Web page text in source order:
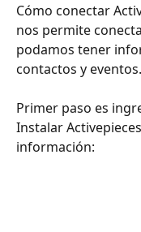
Cómo conectar
nos permite
podamos tener
contactos y eventos.
Primer paso es
Instalar
información: